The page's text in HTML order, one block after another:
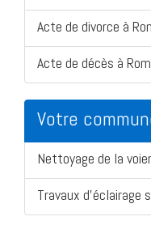
Acte de divorce à
Acte de décès à
Votre
Nettoyage de la
Travaux d'éclairage